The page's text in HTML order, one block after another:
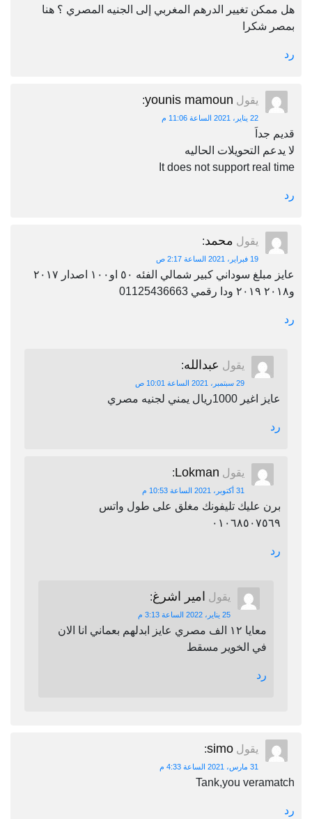
هل ممكن تغيير الدرهم المغربي إلى الجنيه المصري ؟ هنا
بمصر شكرا
رد
يقول younis mamoun
:
22 يناير، 2021 الساعة 11:06 م
قديم جداَ
لا يدعم التحويلات الحاليه
It does not support real time
رد
يقول محمد:
19 فبراير، 2021 الساعة 2:17 ص
عايز مبلغ سوداني كبير شمالي الفئه ٥٠ او١٠٠ اصدار ٢٠١٧
و٢٠١٨ ٢٠١٩ ودا رقمي 01125436663
رد
يقول عبدالله:
29 سبتمبر، 2021 الساعة 10:01 ص
عايز اغير 1000ريال يمني لجنيه مصري
رد
يقول Lokman
:
31 أكتوبر، 2021 الساعة 10:53 م
برن عليك تليفونك مغلق على طول واتس
٠١٠٦٨٥٠٧٥٦٩
رد
يقول امير اشرغ:
25 يناير، 2022 الساعة 3:13 م
معايا ١٢ الف مصري عايز ابدلهم بعماني انا الان
في الخوير مسقط
رد
يقول simo
:
31 مارس، 2021 الساعة 4:33 م
Tank,you veramatch
رد